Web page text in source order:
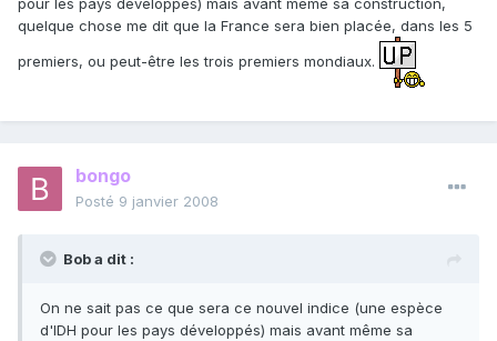
pour les pays développés) mais avant même sa construction,
quelque chose me dit que la France sera bien placée, dans les 5
premiers, ou peut-être les trois premiers mondiaux.
bongo
Posté 9 janvier 2008
Bob a dit :
On ne sait pas ce que sera ce nouvel indice (une espèce
d'IDH pour les pays développés) mais avant même sa